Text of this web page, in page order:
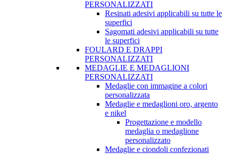
PERSONALIZZATI
Resinati adesivi applicabili su tutte le
superfici
Sagomati adesivi applicabili su tutte
le superfici
FOULARD E DRAPPI
PERSONALIZZATI
MEDAGLIE E MEDAGLIONI
PERSONALIZZATI
Medaglie con immagine a colori
personalizzata
Medaglie e medaglioni oro, argento
e nikel
Progettazione e modello
medaglia o medaglione
personalizzato
Medaglie e ciondoli confezionati